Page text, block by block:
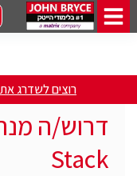
רוצים לשדרג את
Stack